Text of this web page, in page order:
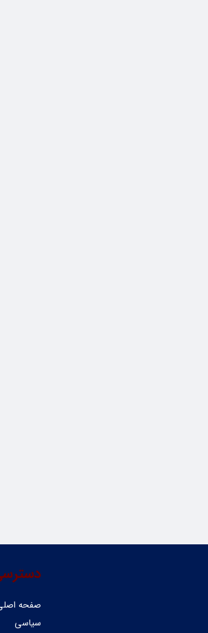
صفحه
سیاسی